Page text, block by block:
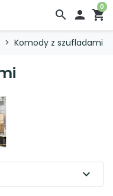
search  shopping_cart
0
Komody z szufladami
expand_more